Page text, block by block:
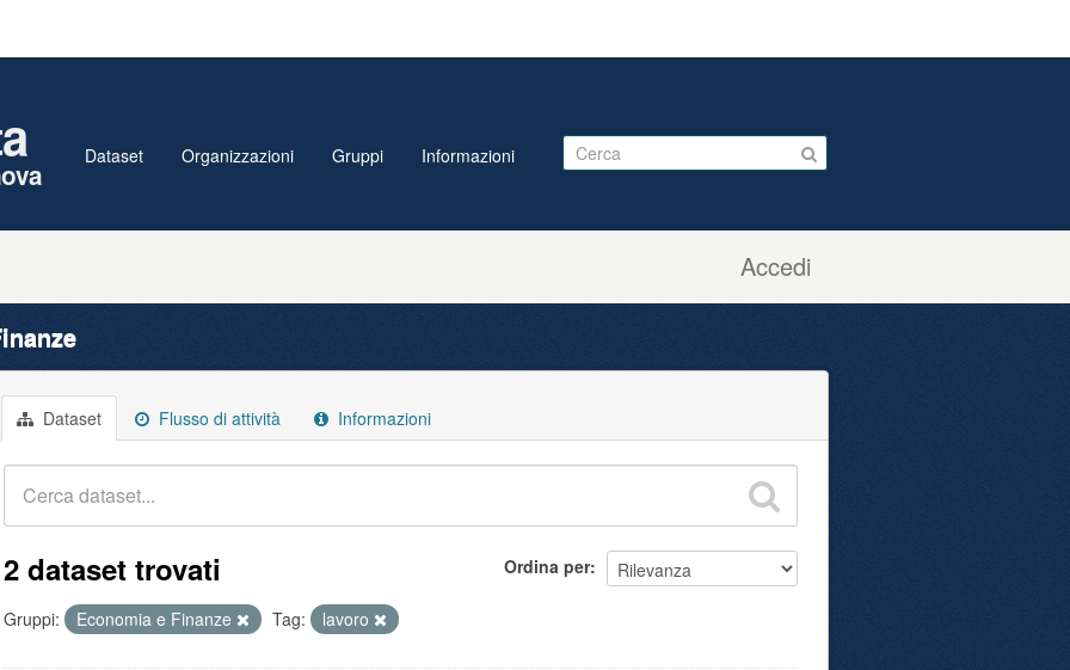
Accedi
Dataset Organizzazioni Gruppi Informazioni
Dataset Flusso di attività Informazioni
Ordina per
2 dataset trovati
Gruppi: Economia e Finanze Tag: lavoro